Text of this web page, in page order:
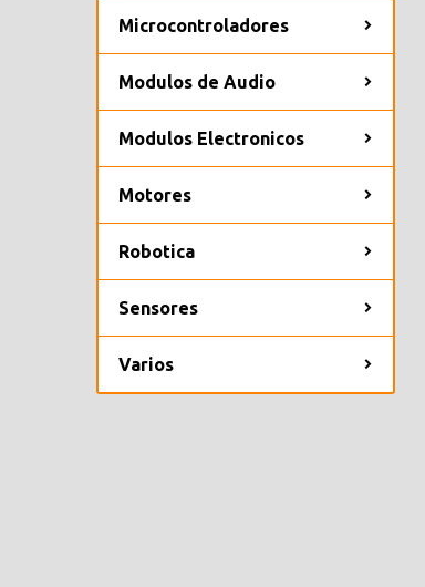
Microcontroladores
Modulos de Audio
Modulos Electronicos
Motores
Robotica
Sensores
Varios